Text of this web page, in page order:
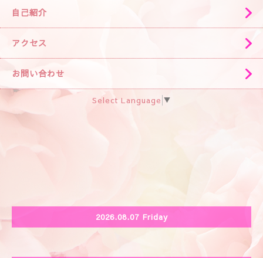
自己紹介
アクセス
お問い合わせ
Select Language ▼
2026.08.07 Friday